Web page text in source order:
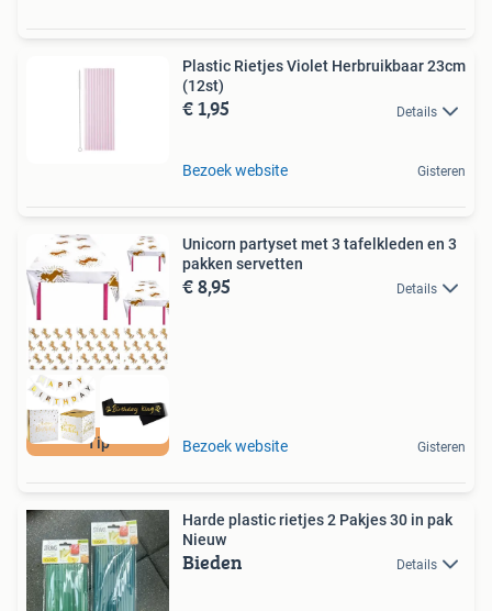
Plastic Rietjes Violet Herbruikbaar 23cm
(12st)
€ 1,95 Details
Bezoek website Gisteren
Tip
Unicorn partyset met 3 tafelkleden en 3
pakken servetten
€ 8,95 Details
Bezoek website Gisteren
Harde plastic rietjes 2 Pakjes 30 in pak
Nieuw
Bieden Details